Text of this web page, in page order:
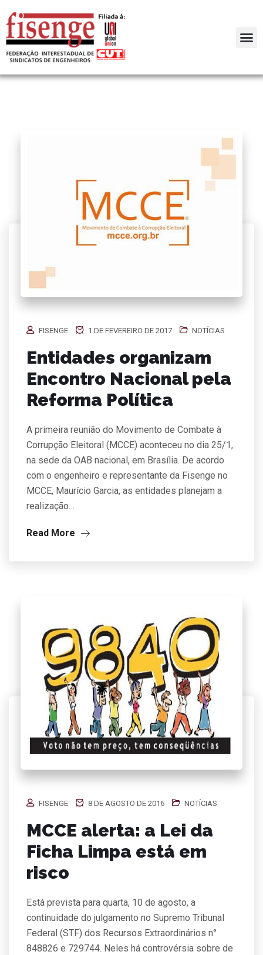
FISENGE 1 DE FEVEREIRO DE 2017 NOTÍCIAS
Entidades organizam
Encontro Nacional pela
Reforma Política
A primeira reunião do Movimento de Combate à
Corrupção Eleitoral (MCCE) aconteceu no dia 25/1,
na sede da OAB nacional, em Brasília. De acordo
com o engenheiro e representante da Fisenge no
MCCE, Maurício Garcia, as entidades planejam a
realização…
Read More
FISENGE 8 DE AGOSTO DE 2016 NOTÍCIAS
MCCE alerta: a Lei da
Ficha Limpa está em
risco
Está prevista para quarta, 10 de agosto, a
continuidade do julgamento no Supremo Tribunal
Federal (STF) dos Recursos Extraordinários n°
848826 e 729744. Neles há controvérsia sobre de